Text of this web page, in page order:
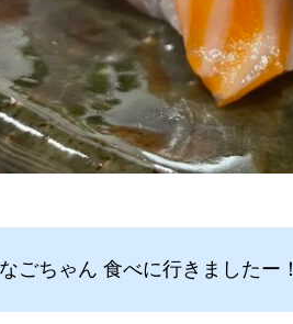
ごちゃん 食べに行きましたー！